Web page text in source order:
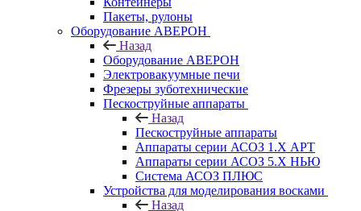
Пакеты, рулоны
Оборудование АВЕРОН
Назад
Оборудование АВЕРОН
Электровакуумные печи
Фрезеры зуботехнические
Пескоструйные аппараты
Назад
Пескоструйные аппараты
Аппараты серии АСОЗ 1.Х АРТ
Аппараты серии АСОЗ 5.Х НЬЮ
Система АСОЗ ПЛЮС
Устройства для моделирования восками
Назад